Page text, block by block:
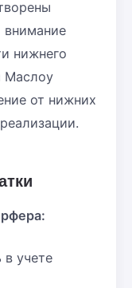
внимание
нижнего
Маслоу
от нижних
в учете